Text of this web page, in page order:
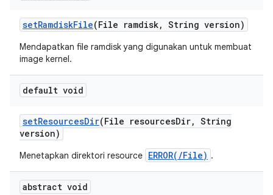
setRamdiskFile(File ramdisk, String version)
Mendapatkan file ramdisk yang digunakan untuk membuat
image kernel.
default void
setResourcesDir(File resourcesDir, String
version)
Menetapkan direktori resource ERROR(/File) .
abstract void